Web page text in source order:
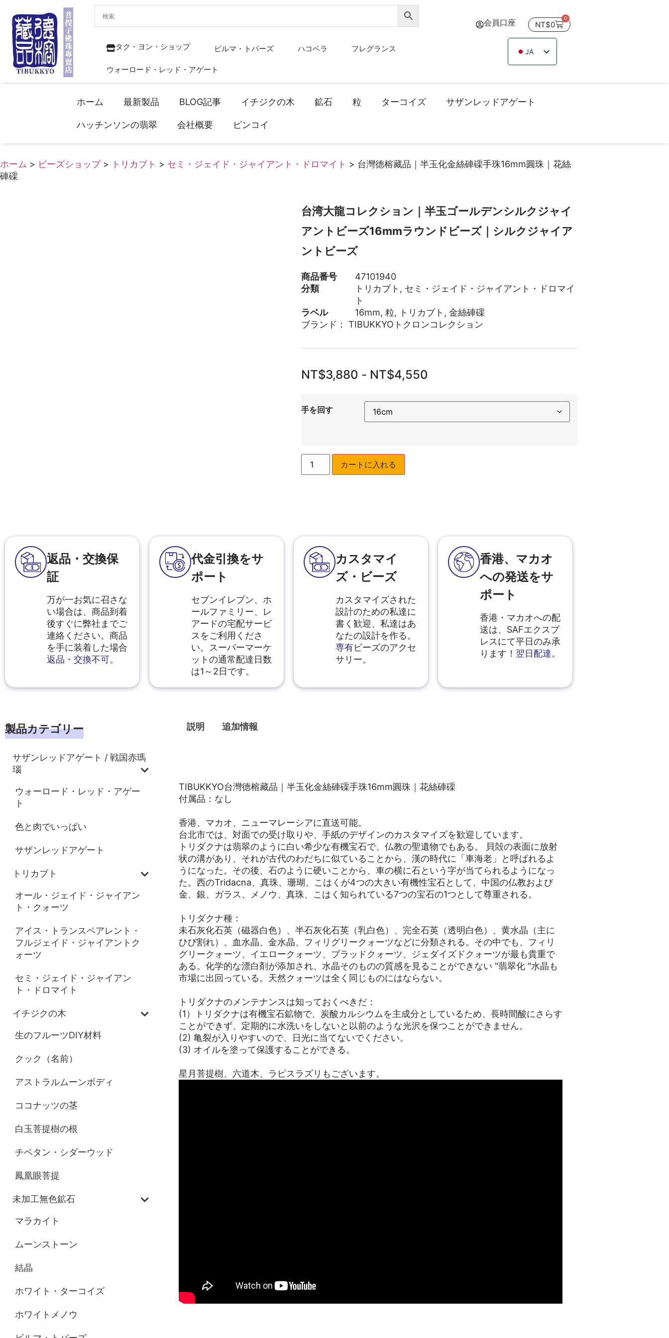
タク・ヨン・ショップ ビルマ・トパーズ ハコベラ フレグランス
ウォーロード・レッド・アゲート
会員口座 NT$0
0
JA
ZH_TW
EN
TH
ホーム 最新製品 BLOG記事 イチジクの木 鉱石 粒 ターコイズ サザンレッドアゲート
ハッチンソンの翡翠 会社概要 ピンコイ
ホーム > ビーズショップ> トリカブト > セミ・ジェイド・ジャイアント・ドロマイト > 台灣德榕藏品｜半玉化金絲硨磲手珠16mm圓珠｜花絲
硨磲
台湾大龍コレクション｜半玉ゴールデンシルクジャイ
アントビーズ16mmラウンドビーズ｜シルクジャイア
ントビーズ
商品番号
47101940
分類
トリカブト , セミ・ジェイド・ジャイアント・ドロマイ
ト
ラベル
16mm, 粒, トリカブト , 金絲硨磲
ブランド： TIBUKKYOトクロンコレクション
NT$3,880 - NT$4,550
手を回す
カートに入れる
返品・交換保
証
万が一お気に召さな
い場合は、商品到着
後すぐに弊社までご
連絡ください。商品
を手に装着した場合
返品・交換不可。
代金引換をサ
ポート
セブンイレブン、ホ
ールファミリー、レ
アードの宅配サービ
スをご利用くださ
い。スーパーマーケ
ットの通常配達日数
は1～2日です。
カスタマイ
ズ・ビーズ
カスタマイズされた
設計のための私達に
書く歓迎、私達はあ
なたの設計を作る。
専有ビーズのアクセ
サリー。
香港、マカオ
への発送をサ
ポート
香港・マカオへの配
送は、SAFエクスプ
レスにて平日のみ承
ります！ 翌日配達。
製品カテゴリー
サザンレッドアゲート / 戦国赤瑪
瑙
ウォーロード・レッド・アゲー
ト
色と肉でいっぱい
サザンレッドアゲート
トリカブト
オール・ジェイド・ジャイアン
ト・クォーツ
アイス・トランスペアレント・
フルジェイド・ジャイアントク
ォーツ
セミ・ジェイド・ジャイアン
ト・ドロマイト
イチジクの木
生のフルーツDIY材料
クック（名前）
アストラルムーンボディ
ココナッツの茎
白玉菩提樹の根
チベタン・シダーウッド
鳳凰眼菩提
未加工無色鉱石
マラカイト
ムーンストーン
結晶
ホワイト・ターコイズ
ホワイトメノウ
説明 追加情報
TIBUKKYO台灣德榕藏品｜半玉化金絲硨磲手珠16mm圓珠｜花絲硨磲
付属品：なし
香港、マカオ、ニューマレーシアに直送可能。
台北市では、対面での受け取りや、手紙のデザインのカスタマイズを歓迎しています。
トリダクナは翡翠のように白い希少な有機宝石で、仏教の聖遺物でもある。 貝殻の表面に放射
状の溝があり、それが古代のわだちに似ていることから、漢の時代に「車海老」と呼ばれるよ
うになった。その後、石のように硬いことから、車の横に石という字が当てられるようになっ
た。西のTridacna、真珠、珊瑚、こはくが4つの大きい有機性宝石として、中国の仏教および
金、銀、ガラス、メノウ、真珠、こはく知られている7つの宝石の1つとして尊重される。
トリダクナ種：
未石灰化石英（磁器白色）、半石灰化石英（乳白色）、完全石英（透明白色）、黄水晶（主に
ひび割れ）、血水晶、金水晶、フィリグリークォーツなどに分類される。その中でも、フィリ
グリークォーツ、イエロークォーツ、ブラッドクォーツ、ジェダイズドクォーツが最も貴重で
ある。化学的な漂白剤が添加され、水晶そのものの質感を見ることができない "翡翠化 "水晶も
市場に出回っている。天然クォーツは全く同じものにはならない。
トリダクナのメンテナンスは知っておくべきだ：
(1）トリダクナは有機宝石鉱物で、炭酸カルシウムを主成分としているため、長時間酸にさらす
ことができず、定期的に水洗いをしないと以前のような光沢を保つことができません。
(2) 亀裂が入りやすいので、日光に当てないでください。
(3) オイルを塗って保護することができる。
星月菩提樹、六道木、ラピスラズリもございます。